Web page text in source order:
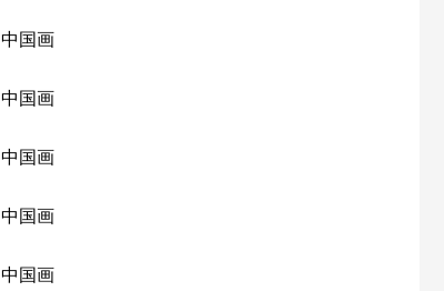
中国画
中国画
中国画
中国画
中国画